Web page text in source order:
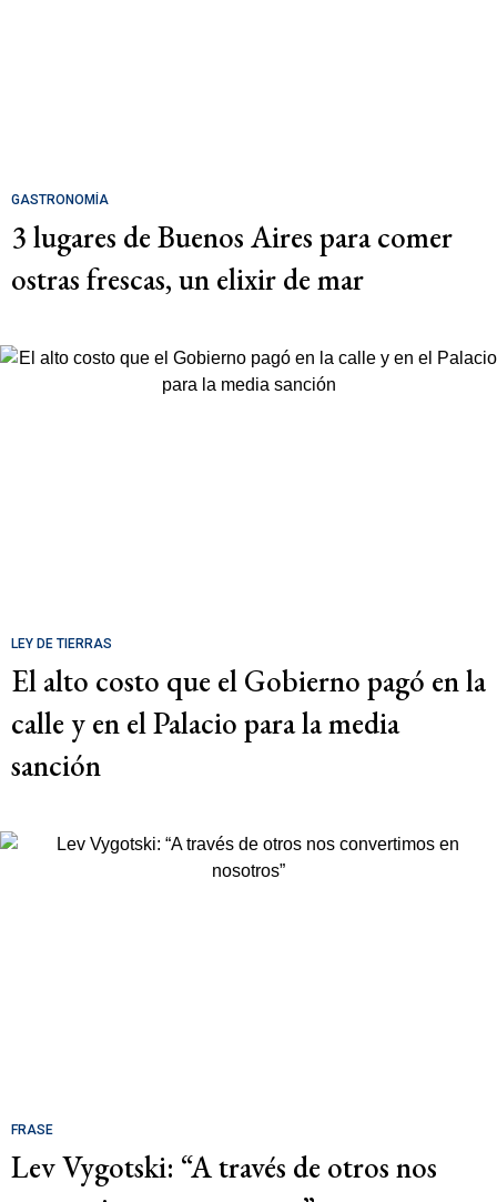
GASTRONOMÍA
3 lugares de Buenos Aires para comer
ostras frescas, un elixir de mar
LEY DE TIERRAS
El alto costo que el Gobierno pagó en la
calle y en el Palacio para la media
sanción
FRASE
Lev Vygotski: “A través de otros nos